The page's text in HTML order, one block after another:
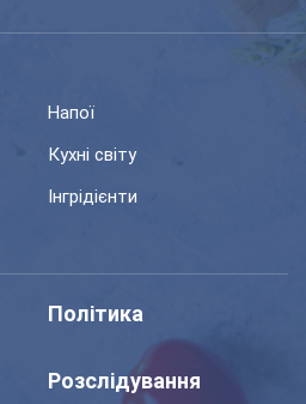
Напої
Кухні світу
Інгрідієнти
Політика
Розслідування